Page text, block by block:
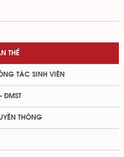
THỂ
TÁC SINH VIÊN
ĐMST
THÔNG